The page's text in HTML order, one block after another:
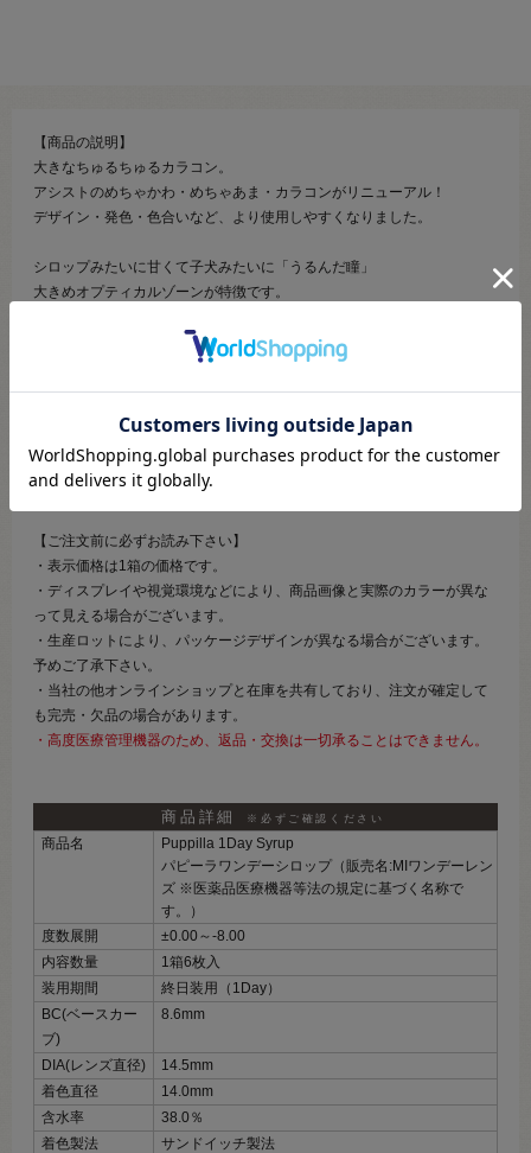
【商品の説明】
大きなちゅるちゅるカラコン。
アシストのめちゃかわ・めちゃあま・カラコンがリニューアル！
デザイン・発色・色合いなど、より使用しやすくなりました。
シロップみたいに甘くて子犬みたいに「うるんだ瞳」
大きめオプティカルゾーンが特徴です。
キャンディみたいに大きな黒目。
ぷるぷるで美味しそうな高発色カラー。
お砂糖のカケラみたいな、ほんのりキラキラデザイン。
ちゅるちゅるで大きな黒目のかわいい瞳に仕上げます！
かわいい女の子キャラにおすすめのレンズです。
【ご注文前に必ずお読み下さい】
・表示価格は1箱の価格です。
・ディスプレイや視覚環境などにより、商品画像と実際のカラーが異な
って見える場合がございます。
・生産ロットにより、パッケージデザインが異なる場合がございます。
予めご了承下さい。
・当社の他オンラインショップと在庫を共有しており、注文が確定して
も完売・欠品の場合があります。
・高度医療管理機器のため、返品・交換は一切承ることはできません。
商品詳細 ※必ずご確認ください
商品名
Puppilla 1Day Syrup
パピーラワンデーシロップ（販売名:MIワンデーレン
ズ ※医薬品医療機器等法の規定に基づく名称で
す。）
度数展開
±0.00～‐8.00
内容数量
1箱6枚入
装用期間
終日装用（1Day）
BC(ベースカー
ブ)
8.6mm
DIA(レンズ直径)
14.5mm
着色直径
14.0mm
含水率
38.0％
着色製法
サンドイッチ製法